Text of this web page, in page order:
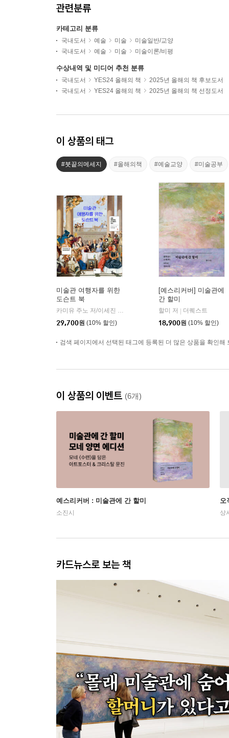
관련분류
카테고리 분류
국내도서 예술 미술
미술일반/교양
국내도서
예술 미술 미술이론/비평
수상내역 및 미디어 추천 분류
국내도서 YES24 올해의 책
2025년 올해의 책 후보도서
국내도서
YES24 올해의 책 2025년 올해의 책 선정도서
이 상품의 태그
#붓끝의메세지 #올해의책 #예술교양 #미술공부
미술관 여행자를 위한
도슨트 북
카미유 주노 저/이세진 역
윌북(willbook)
29,700원 (10% 할인)
[예스리커버] 미술관에
간 할미
할미 저
더퀘스트
18,900원 (10% 할인)
검색 페이지에서 선택된 태그에 등록된 더 많은 상품을 확인해
이 상품의 이벤트 (6개)
예스리커버 : 미술관에 간 할미
소진시
오
상
카드뉴스로 보는 책